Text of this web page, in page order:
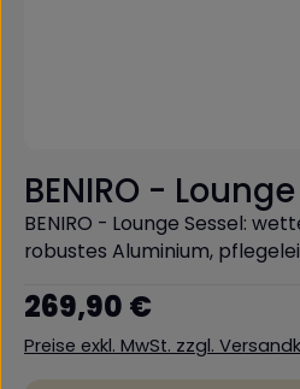
BENIRO -
BENIRO - Lounge Sessel:
robustes Aluminium,
Regulärer Preis:
269,90 €
Preise exkl. MwSt. zzgl.